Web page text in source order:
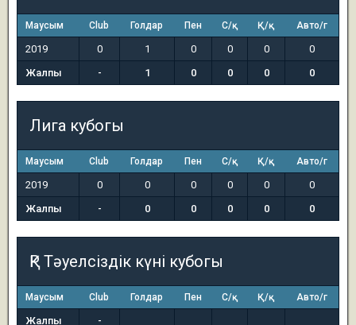
Маусым Club Голдар Пен С/қ Қ/қ Авто/г
2019 0 1 0 0 0
0
Жалпы
- 1 0 0 0 0
Лига кубогы
Маусым Club Голдар Пен С/қ Қ/қ Авто/г
2019 0 0 0 0 0
0
Жалпы
- 0 0 0 0 0
ҚР Тәуелсіздік күні кубогы
Маусым Club Голдар Пен С/қ Қ/қ Авто/г
Жалпы -